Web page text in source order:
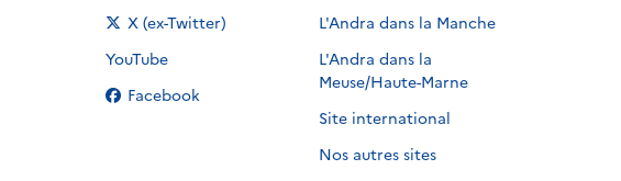
Nous suivre sur
X (ex-Twitter)
Nous suivre sur
YouTube
Nous suivre sur
Facebook
L'Andra dans la Manche
L'Andra dans la
Meuse/Haute-Marne
Site international
Nos autres sites